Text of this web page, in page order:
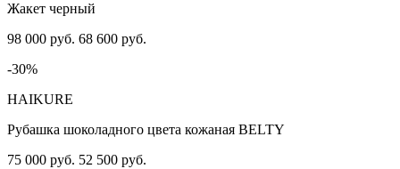
Жакет черный
98 000 руб. 68 600 руб.
-30%
HAIKURE
Рубашка шоколадного цвета кожаная BELTY
75 000 руб. 52 500 руб.